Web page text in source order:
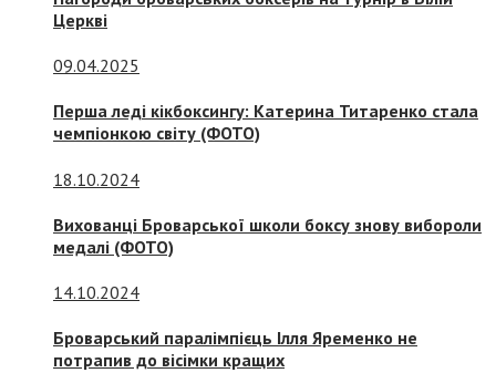
Церкві
09.04.2025
Перша леді кікбоксингу: Катерина Титаренко стала
чемпіонкою світу (ФОТО)
18.10.2024
Вихованці Броварської школи боксу знову вибороли
медалі (ФОТО)
14.10.2024
Броварський паралімпієць Ілля Яременко не
потрапив до вісімки кращих